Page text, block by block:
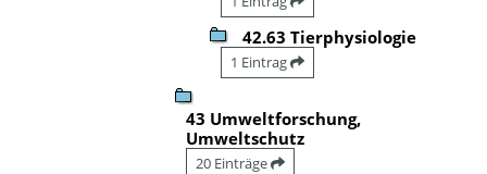
42.63 Tierphysiologie
1 Eintrag
43 Umweltforschung,
Umweltschutz
20 Einträge